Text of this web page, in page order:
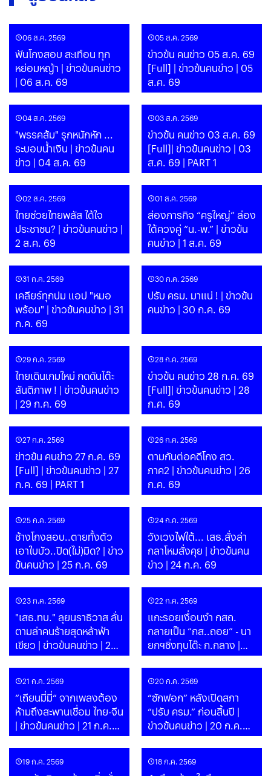
06 ส.ค. 2569
ฟันโกงสอบ สะเทือน ทุก
หย่อมหญ้า | ข่าวข้นคนข่าว
| 06 ส.ค. 69
05 ส.ค. 2569
ข่าวข้น คนข่าว 05 ส.ค. 69
[Full] | ข่าวข้นคนข่าว | 05
ส.ค. 69
04 ส.ค. 2569
"พรรคส้ม" รุกหนักหัก ...
ระบอบน้ำเงิน | ข่าวข้นคน
ข่าว | 04 ส.ค. 69
03 ส.ค. 2569
ข่าวข้น คนข่าว 03 ส.ค. 69
[Full]| ข่าวข้นคนข่าว | 03
ส.ค. 69 | PART 1
02 ส.ค. 2569
ไทยช่วยไทยพลัส ได้ใจ
ประชาชน? | ข่าวข้นคนข่าว |
2 ส.ค. 69
01 ส.ค. 2569
ส่องภารกิจ “ครูใหญ่” ล่อง
ใต้ควงคู่ “น.-พ.” | ข่าวข้น
คนข่าว | 1 ส.ค. 69
31 ก.ค. 2569
เคลียร์ทุกปม แอป "หมอ
พร้อม" | ข่าวข้นคนข่าว | 31
ก.ค. 69
30 ก.ค. 2569
ปรับ ครม. มาแน่ ! | ข่าวข้น
คนข่าว | 30 ก.ค. 69
29 ก.ค. 2569
ไทยเดินเกมใหม่ กดดันโต๊ะ
สันติภาพ ! | ข่าวข้นคนข่าว
| 29 ก.ค. 69
28 ก.ค. 2569
ข่าวข้น คนข่าว 28 ก.ค. 69
[Full]| ข่าวข้นคนข่าว | 28
ก.ค. 69
27 ก.ค. 2569
ข่าวข้น คนข่าว 27 ก.ค. 69
[Full] | ข่าวข้นคนข่าว | 27
ก.ค. 69 | PART 1
26 ก.ค. 2569
ตามกันต่อคดีโกง สว.
ภาค2 | ข่าวข้นคนข่าว | 26
ก.ค. 69
25 ก.ค. 2569
ช้างโกงสอบ..ตายทั้งตัว
เอาใบบัว..ปิด(ไม่)มิด? | ข่าว
ข้นคนข่าว | 25 ก.ค. 69
24 ก.ค. 2569
วังเวงไฟใต้... เสธ.สั่งล่า
กลาโหมสั่งคุย | ข่าวข้นคน
ข่าว | 24 ก.ค. 69
23 ก.ค. 2569
"เสธ.ทบ." ลุยนราธิวาส ลั่น
ตามล่าคนร้ายสุดหล้าฟ้า
เขียว | ข่าวข้นคนข่าว | 23
ก.ค. 69
22 ก.ค. 2569
แกะรอยเงื่อนงำ กสถ.
กลายเป็น “กส..ถอย” - นา
ยกฯชิ่งทุบโต๊ะ ก.กลาง |
ข่าวข้นคนข่าว | 22 ก.ค. 69
21 ก.ค. 2569
“เถียนมี่มี่“ จากเพลงต้อง
ห้ามถึงสะพานเชื่อม ไทย-จีน
| ข่าวข้นคนข่าว | 21 ก.ค.
69
20 ก.ค. 2569
“ซักฟอก” หลังเปิดสภา
“ปรับ ครม.” ก่อนสิ้นปี |
ข่าวข้นคนข่าว | 20 ก.ค.
69
19 ก.ค. 2569 18 ก.ค. 2569